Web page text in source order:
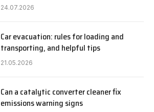
24.07.2026
Car evacuation: rules for loading and
transporting, and helpful tips
21.05.2026
Can a catalytic converter cleaner fix
emissions warning signs